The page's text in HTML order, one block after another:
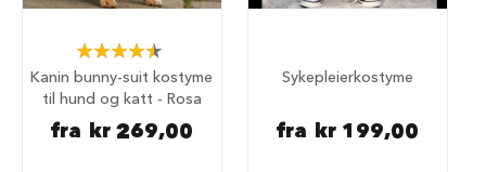
b
u
Kanin bunny-suit kostyme
til hund og katt - Rosa
Rating:
90%
fra kr 269,00
Sykepleierkostyme
fra kr 199,00